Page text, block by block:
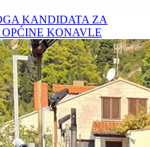
KANDIDATA ZA
KONAVLE